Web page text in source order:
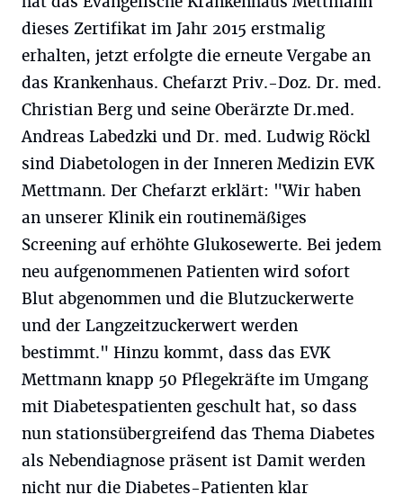
dieses Zertifikat im Jahr 2015 erstmalig
erhalten, jetzt erfolgte die erneute Vergabe an
das Krankenhaus. Chefarzt Priv.-Doz. Dr. med.
Christian Berg und seine Oberärzte Dr.med.
Andreas Labedzki und Dr. med. Ludwig Röckl
sind Diabetologen in der Inneren Medizin EVK
Mettmann. Der Chefarzt erklärt: "Wir haben
an unserer Klinik ein routinemäßiges
Screening auf erhöhte Glukosewerte. Bei jedem
neu aufgenommenen Patienten wird sofort
Blut abgenommen und die Blutzuckerwerte
und der Langzeitzuckerwert werden
bestimmt." Hinzu kommt, dass das EVK
Mettmann knapp 50 Pflegekräfte im Umgang
mit Diabetespatienten geschult hat, so dass
nun stationsübergreifend das Thema Diabetes
als Nebendiagnose präsent ist Damit werden
nicht nur die Diabetes-Patienten klar